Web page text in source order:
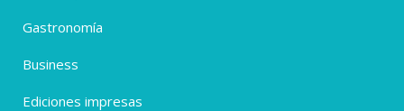
Gastronomía
Business
Ediciones impresas